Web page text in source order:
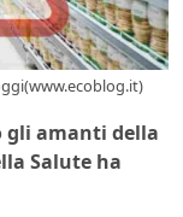
gli amanti della
Salute ha